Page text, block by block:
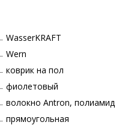
WasserKRAFT
Wern
коврик на пол
фиолетовый
волокно Antron, полиамид
прямоугольная